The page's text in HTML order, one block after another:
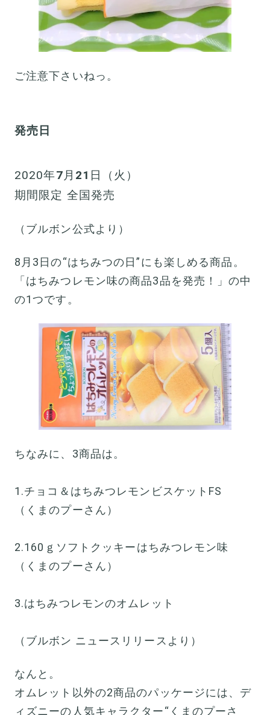
ご注意下さいねっ。
発売日
2020年7月 21 日（火）
期間限定 全国発売
（ブルボン公式より）
8月3日の“はちみつの日”にも楽しめる商品。
「はちみつレモン味の商品3品を発売！」の中
の1つです。
ちなみに、3商品は。
1.チョコ＆はちみつレモンビスケットFS
（くまのプーさん）
2.160ｇソフトクッキーはちみつレモン味
（くまのプーさん）
3.はちみつレモンのオムレット
（ブルボン ニュースリリースより）
なんと。
オムレット以外の2商品のパッケージには、デ
ィズニーの人気キャラクター“くまのプーさ